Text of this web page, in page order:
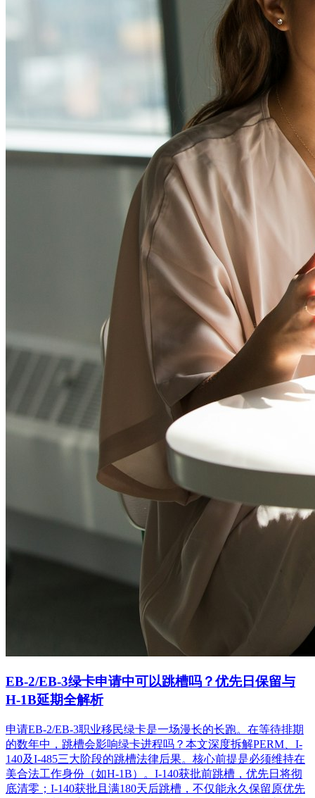
EB-2/EB-3绿卡申请中可以跳槽吗？优先日保留与
H-1B延期全解析
申请EB-2/EB-3职业移民绿卡是一场漫长的长跑。在等待排期
的数年中，跳槽会影响绿卡进程吗？本文深度拆解PERM、I-
140及I-485三大阶段的跳槽法律后果。核心前提是必须维持在
美合法工作身份（如H-1B）。I-140获批前跳槽，优先日将彻
底清零；I-140获批且满180天后跳槽，不仅能永久保留原优先